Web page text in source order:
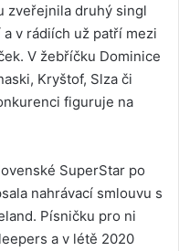
zveřejnila druhý singl
v rádiích už patří mezi
V žebříčku Dominice
Kryštof, Slza či
figuruje na
SuperStar po
nahrávací smlouvu s
Písničku pro ni
a v létě 2020